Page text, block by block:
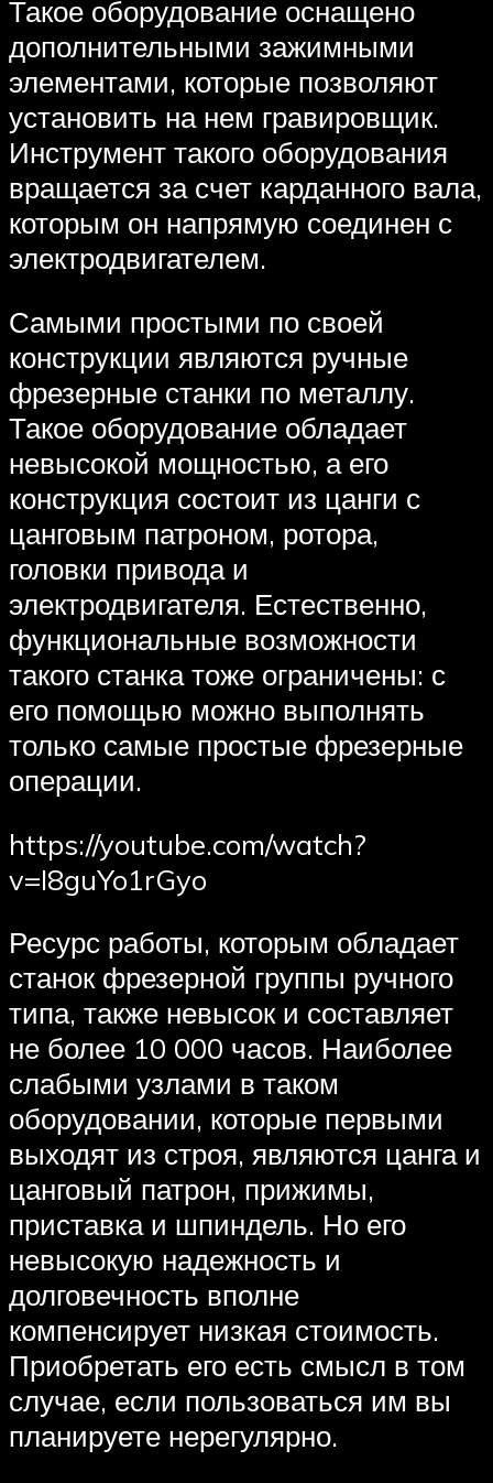
Такое оборудование оснащено
дополнительными зажимными
элементами, которые позволяют
установить на нем гравировщик.
Инструмент такого оборудования
вращается за счет карданного вала,
которым он напрямую соединен с
электродвигателем.
Самыми простыми по своей
конструкции являются ручные
фрезерные станки по металлу.
Такое оборудование обладает
невысокой мощностью, а его
конструкция состоит из цанги с
цанговым патроном, ротора,
головки привода и
электродвигателя. Естественно,
функциональные возможности
такого станка тоже ограничены: с
его помощью можно выполнять
только самые простые фрезерные
операции.
https://youtube.com/watch?
v=I8guYo1rGyo
Ресурс работы, которым обладает
станок фрезерной группы ручного
типа, также невысок и составляет
не более 10 000 часов. Наиболее
слабыми узлами в таком
оборудовании, которые первыми
выходят из строя, являются цанга и
цанговый патрон, прижимы,
приставка и шпиндель. Но его
невысокую надежность и
долговечность вполне
компенсирует низкая стоимость.
Приобретать его есть смысл в том
случае, если пользоваться им вы
планируете нерегулярно.